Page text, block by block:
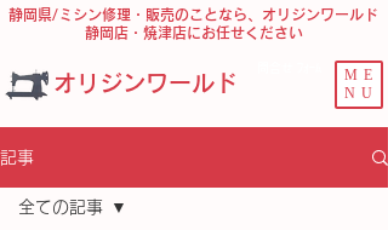
オリジンワールド
ME
NU
静岡県/ミシン修理・販売のことなら、オリジンワールド
静岡店・焼津店にお任せください
記事
全ての記事